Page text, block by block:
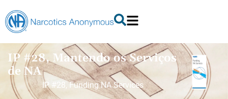
IP #28, Mantendo os Serviços
de NA
IP #28, Funding NA Services